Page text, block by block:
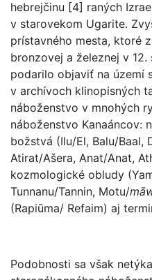
hebrejčinu [4] raných
v starovekom Ugarite.
prístavného mesta, ktoré
bronzovej a železnej v
podarilo objaviť na území
v archívoch klinopisných
náboženstvo v mnohých
náboženstvo Kanaáncov:
božstvá (Ilu/El, Balu/Baal,
Atirat/Ašera, Anat/Anat,
kozmologické obludy
Tunnanu/Tannin, Motu/
(Rapiūma/ Refaim) aj
Podobnosti sa však